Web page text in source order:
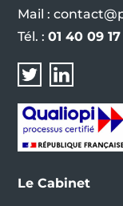
Mail :
Tél. :01 40 09 17
Le Cabinet